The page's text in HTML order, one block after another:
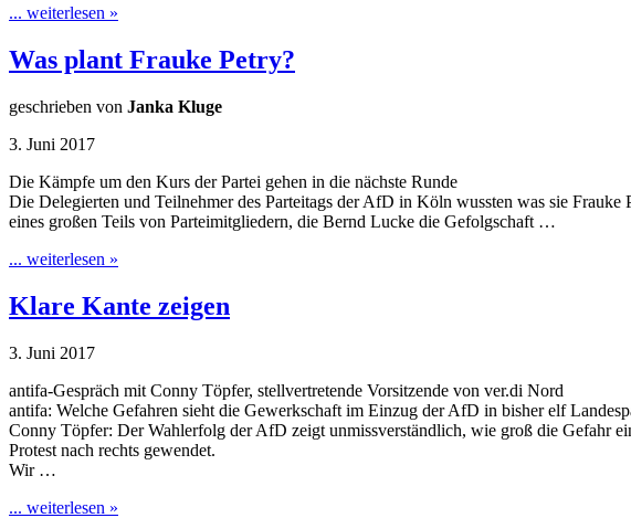
... weiterlesen »
Was plant Frauke Petry?
geschrieben von Janka Kluge
3. Juni 2017
Die Kämpfe um den Kurs der Partei gehen in die nächste Runde
Die Delegierten und Teilnehmer des Parteitags der AfD in Köln wussten was sie
eines großen Teils von Parteimitgliedern, die Bernd Lucke die Gefolgschaft …
... weiterlesen »
Klare Kante zeigen
3. Juni 2017
antifa-Gespräch mit Conny Töpfer, stellvertretende Vorsitzende von ver.di Nord
antifa: Welche Gefahren sieht die Gewerkschaft im Einzug der AfD in bisher elf
Conny Töpfer: Der Wahlerfolg der AfD zeigt unmissverständlich, wie groß die Gefahr
Protest nach rechts gewendet.
Wir …
... weiterlesen »